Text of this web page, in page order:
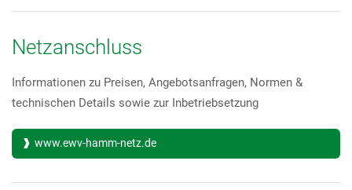
Netzanschluss
Informationen zu Preisen, Angebotsanfragen, Normen &
technischen Details sowie zur Inbetriebsetzung
www.ewv-hamm-netz.de